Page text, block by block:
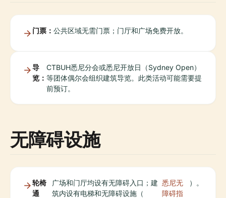
门票： 公共区域无需门票；门厅和广场免费开放。
导
览：
CTBUH悉尼分会或悉尼开放日（Sydney Open）
等团体偶尔会组织建筑导览。此类活动可能需要提
前预订。
无障碍设施
轮椅
通
广场和门厅均设有无障碍入口；建
筑内设有电梯和无障碍设施（
悉尼无
障碍指
）。